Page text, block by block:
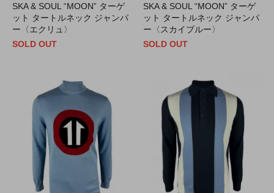
SKA & SOUL “MOON” ターゲ
ット タートルネック ジャンパ
ー〈エクリュ〉
SOLD OUT
SKA & SOUL “MOON” ターゲ
ット タートルネック ジャンパ
ー〈スカイブルー〉
SOLD OUT